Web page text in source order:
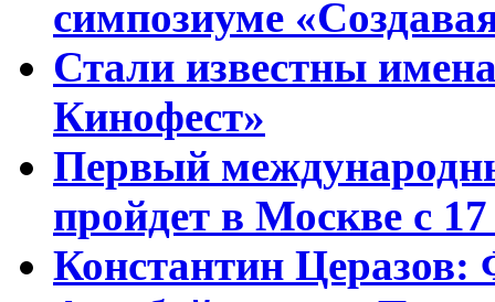
симпозиуме
Стали известны
Кинофест»
Первый
пройдет в Москве с
Константин Церазов: